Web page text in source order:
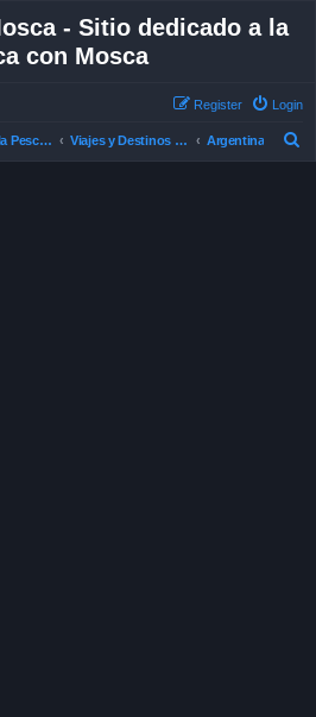
- Sitio dedicado a la
con Mosca
Login
Register
El Foro de la Pesca con Mosca en Chile Viajes y Destinos de Pesca Argentina